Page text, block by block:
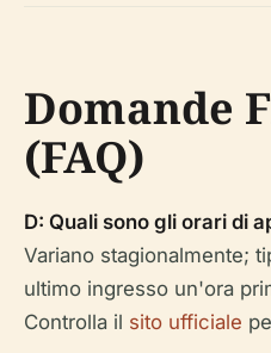
Domande
(FAQ)
D: Quali sono gli orari di
Variano stagionalmente;
ultimo ingresso un'ora
Controlla il sito ufficiale